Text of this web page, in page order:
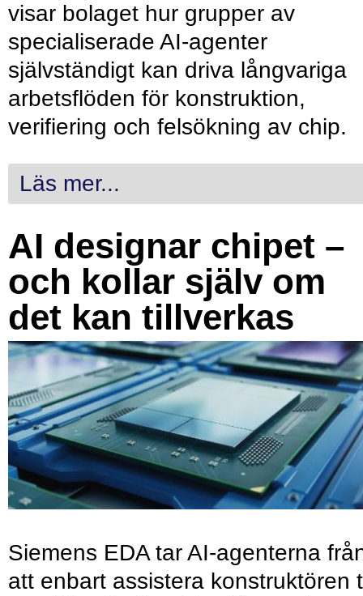
visar bolaget hur grupper av
specialiserade AI-agenter
självständigt kan driva långvariga
arbetsflöden för konstruktion,
verifiering och felsökning av chip.
Läs mer...
AI designar chipet –
och kollar själv om
det kan tillverkas
Siemens EDA tar AI-agenterna
att enbart assistera konstruktören